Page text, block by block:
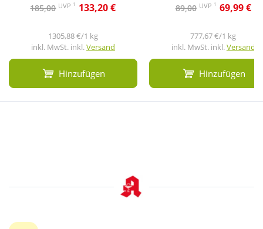
185,00 UVP 1 133,20 €
1305,88 €/1 kg
inkl. MwSt. inkl.Versand
Hinzufügen
89,00 UVP 1 69,99 €
777,67 €/1 kg
inkl. MwSt. inkl.Versand
Hinzufügen